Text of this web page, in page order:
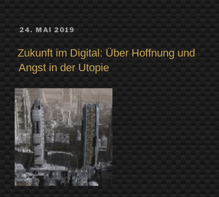
VERÖFFENTLICHT
24. MAI 2019
Zukunft im Digital: Über Hoffnung und
Angst in der Utopie